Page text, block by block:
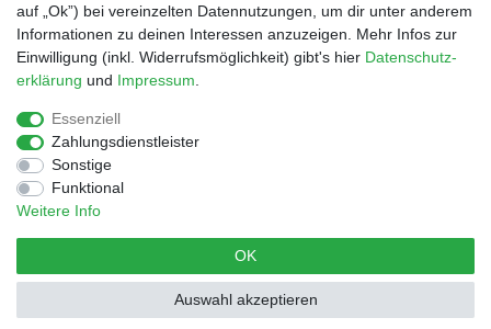
Impressum AGB Datenschutz
2021 | Alle Rechte vorbehalten.
auf „Ok”) bei vereinzelten Datennutzungen, um dir unter anderem
Informationen zu deinen Interessen anzuzeigen. Mehr Infos zur
Einwilligung (inkl. Widerrufsmöglichkeit) gibt's hier Daten­schutz­
erklärung und Impressum
Essenziell
Zahlungsdienstleister
Sonstige
Funktional
Weitere Info
OK
Auswahl akzeptieren